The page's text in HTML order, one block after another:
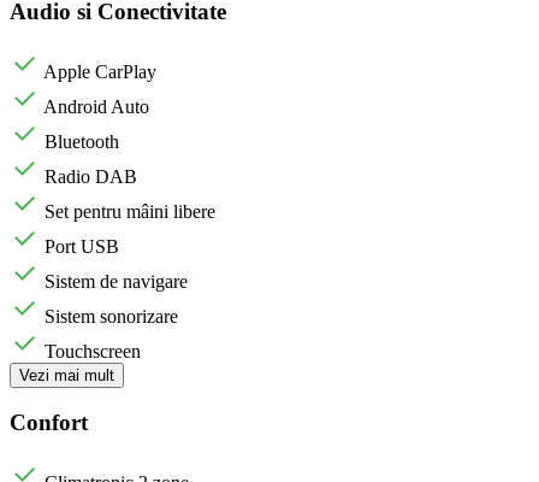
Audio si Conectivitate
Apple CarPlay
Android Auto
Bluetooth
Radio DAB
Set pentru mâini libere
Port USB
Sistem de navigare
Sistem sonorizare
Touchscreen
Vezi mai mult
Confort